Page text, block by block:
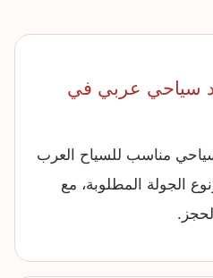
سياحي عربي في
مناسب للسياح العرب
الجولة المطلوبة، مع